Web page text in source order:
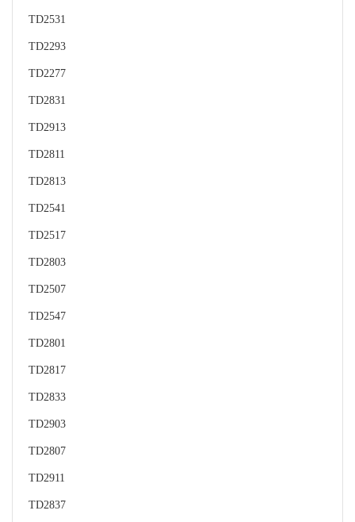
TD2531
TD2293
TD2277
TD2831
TD2913
TD2811
TD2813
TD2541
TD2517
TD2803
TD2507
TD2547
TD2801
TD2817
TD2833
TD2903
TD2807
TD2911
TD2837